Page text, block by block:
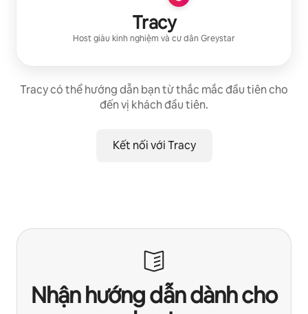
Tracy
Host giàu kinh nghiệm và cư dân Greystar
Tracy có thể hướng dẫn bạn từ thắc mắc đầu tiên cho
đến vị khách đầu tiên.
Kết nối với Tracy
Nhận hướng dẫn dành cho